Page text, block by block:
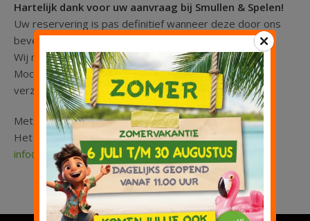
Kinderfeestje
Groepen
Hartelijk dank voor uw aanvraag bij Smullen & Spelen!
Uw reservering is pas definitief wanneer deze door ons
bevestigd wordt.
Wij nemen meestal binnen 48 uur contact met u op.
Mocht u tussentijds nog vragen/wijzigingen hebben,
verzoeken wij u deze via e-mail door te geven.
Met vriendelijke groet,
Het team van Smullen & Spelen
info@smullen.nl